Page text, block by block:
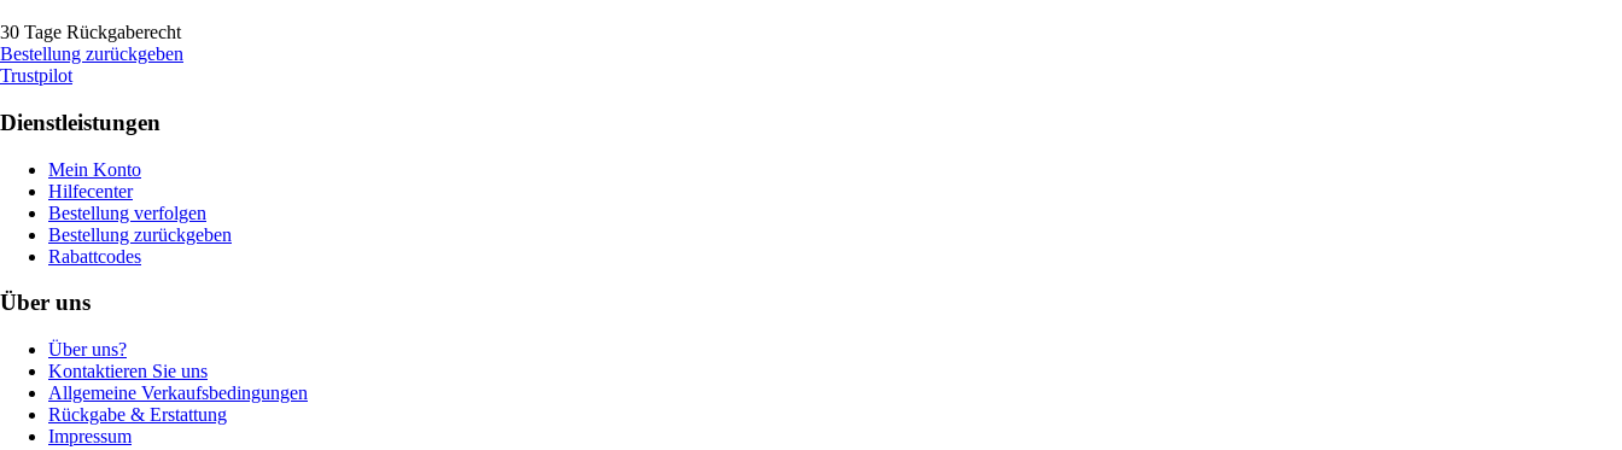
30 Tage Rückgaberecht
Bestellung zurückgeben
Trustpilot
Dienstleistungen
Mein Konto
Hilfecenter
Bestellung verfolgen
Bestellung zurückgeben
Rabattcodes
Über uns
Über uns?
Kontaktieren Sie uns
Allgemeine Verkaufsbedingungen
Rückgabe & Erstattung
Impressum